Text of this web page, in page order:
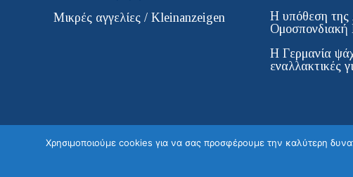
Μικρές αγγελίες / Kleinanzeigen
Η υπόθεση της
Ομοσπονδιακή
H Γερμανία
εναλλακτικές
Χρησιμοποιούμε cookies για να σας προσφέρουμε την καλύτερη